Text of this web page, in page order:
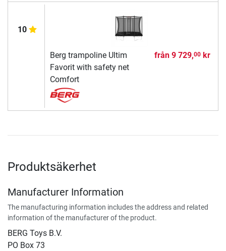
10
Berg trampoline Ultim
Favorit with safety net
Comfort
från 9 729,00kr
Produktsäkerhet
Manufacturer Information
The manufacturing information includes the address and related
information of the manufacturer of the product.
BERG Toys B.V.
​PO Box 73